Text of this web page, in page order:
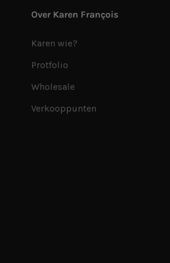
Over Karen François
Karen wie?
Protfolio
Wholesale
Verkooppunten